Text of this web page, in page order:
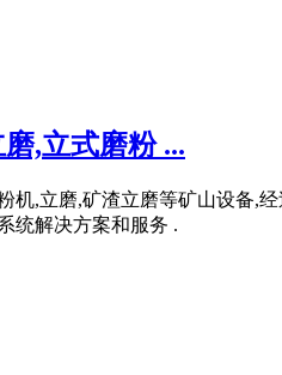
,立式磨粉 ...
,立磨,矿渣立磨等矿山设备,
统解决方案和服务 .